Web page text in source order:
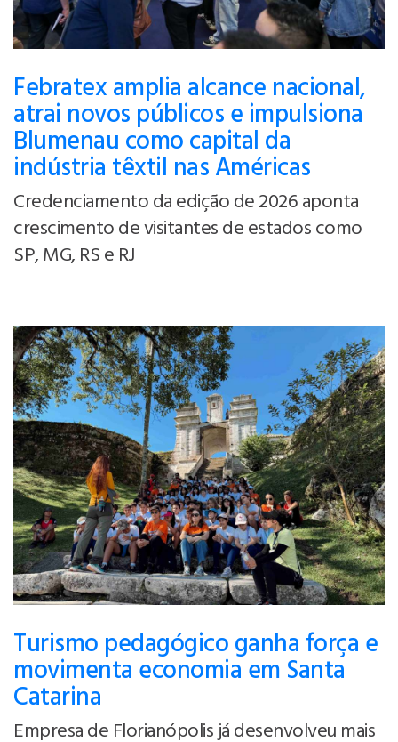
Febratex amplia alcance nacional,
atrai novos públicos e impulsiona
Blumenau como capital da
indústria têxtil nas Américas
Credenciamento da edição de 2026 aponta
crescimento de visitantes de estados como
SP, MG, RS e RJ
Turismo pedagógico ganha força e
movimenta economia em Santa
Catarina
Empresa de Florianópolis já desenvolveu mais